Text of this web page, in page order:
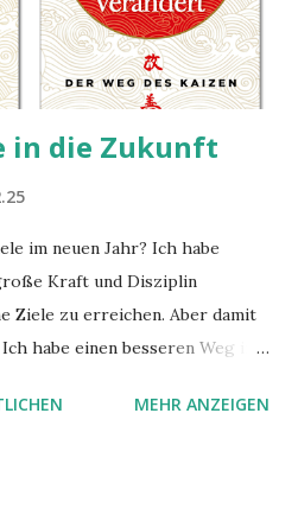
in die Zukunft
im neuen Jahr? Ich habe
Kraft und Disziplin
Ziele zu erreichen. Aber damit
habe einen besseren Weg in
gute Begründungen gefunden,
MEHR ANZEIGEN